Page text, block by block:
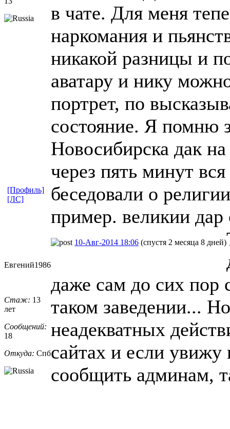
в чате. Для меня
наркомания и
никакой разницы и
аватару и нику
портрет, по
состояние. Я помню
Новосибирска дак
через пять минут
беседовали о
пример. великии дар
[Профиль]
[ЛС]
Евгений1986
Стаж: 13
лет
Сообщений:
18
Откуда: Спб
10-Авг-2014 18:06 (спустя 2 месяца 8 дней)
даже сам до сих пор
таком заведении...
неадекватных
сайтах и если увижу
сообщить админам,